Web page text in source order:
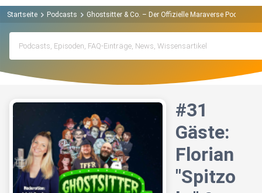
Startseite Podcasts Ghostsitter & Co. – Der Offizielle Maraverse Podcast
#31
Gäste:
Florian
"Spitzo